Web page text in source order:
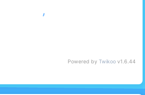
Powered by Twikoo v1.6.44